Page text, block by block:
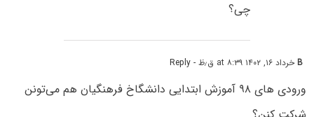
چی؟
Bخرداد ۱۶, ۱۴۰۲ at ۸:۳۹ ق٫ظ - Reply
ورودی های ۹۸ آموزش ابتدایی دانشگاخ فرهنگیان هم می‌تونن